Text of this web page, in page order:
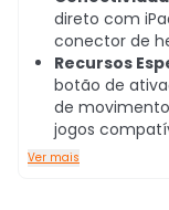
direto com
conector de
Recursos
botão de
de
jogos
Ver mais